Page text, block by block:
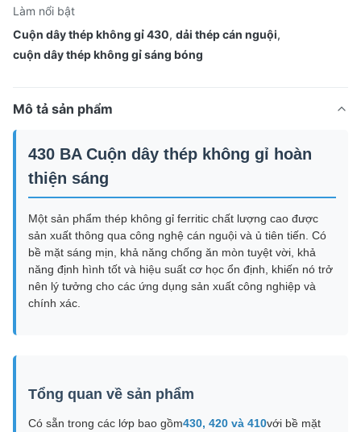
Làm nổi bật
Cuộn dây thép không gỉ 430, dải thép cán nguội,
cuộn dây thép không gỉ sáng bóng
Mô tả sản phẩm
430 BA Cuộn dây thép không gỉ hoàn
thiện sáng
Một sản phẩm thép không gỉ ferritic chất lượng cao được
sản xuất thông qua công nghệ cán nguội và ủ tiên tiến. Có
bề mặt sáng mịn, khả năng chống ăn mòn tuyệt vời, khả
năng định hình tốt và hiệu suất cơ học ổn định, khiến nó trở
nên lý tưởng cho các ứng dụng sản xuất công nghiệp và
chính xác.
Tổng quan về sản phẩm
Có sẵn trong các lớp bao gồm430, 420 và 410với bề mặt